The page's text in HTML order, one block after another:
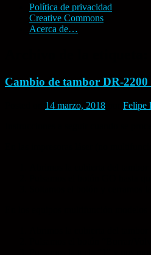
Política de privacidad
Creative Commons
Acerca de…
Cambio de tambor DR-
14 marzo, 2018
Felipe